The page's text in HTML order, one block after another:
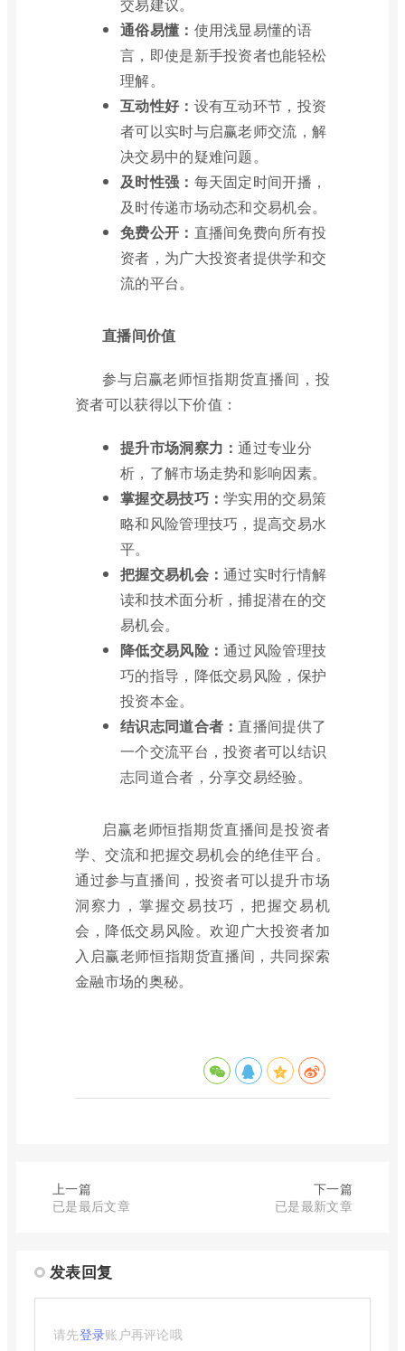
通俗易懂： 使用浅显易懂的语
言，即使是新手投资者也能轻松
理解。
互动性好： 设有互动环节，投资
者可以实时与启赢老师交流，解
决交易中的疑难问题。
及时性强： 每天固定时间开播，
及时传递市场动态和交易机会。
免费公开： 直播间免费向所有投
资者，为广大投资者提供学和交
流的平台。
直播间价值
参与启赢老师恒指期货直播间，投
资者可以获得以下价值：
提升市场洞察力：通过专业分
析，了解市场走势和影响因素。
掌握交易技巧：学实用的交易策
略和风险管理技巧，提高交易水
平。
把握交易机会：通过实时行情解
读和技术面分析，捕捉潜在的交
易机会。
降低交易风险：通过风险管理技
巧的指导，降低交易风险，保护
投资本金。
结识志同道合者： 直播间提供了
一个交流平台，投资者可以结识
志同道合者，分享交易经验。
启赢老师恒指期货直播间是投资者
学、交流和把握交易机会的绝佳平台。
通过参与直播间，投资者可以提升市场
洞察力，掌握交易技巧，把握交易机
会，降低交易风险。欢迎广大投资者加
入启赢老师恒指期货直播间，共同探索
金融市场的奥秘。
上一篇
已是最后文章
下一篇
已是最新文章
发表回复
请先登录账户再评论哦